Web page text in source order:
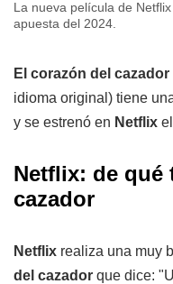
La nueva película de
apuesta del 2024.
El corazón del cazador
idioma original) tiene
y se estrenó en Netflix
Netflix: de qué
cazador
Netflix realiza una muy
del cazador que dice: